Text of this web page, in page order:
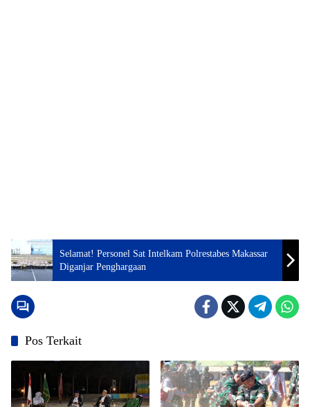
Selamat! Personel Sat Intelkam Polrestabes Makassar
Diganjar Penghargaan
Pos Terkait